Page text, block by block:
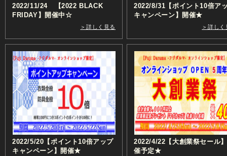
2022/11/24 【2022 BLACK
FRIDAY】開催中☆
＞詳しく見る
2022/8/31【ポイント10倍ア
キャンペーン】開催★
＞詳しく
2022/5/20【ポイント10倍アップ
キャンペーン】開催★
2022/4/22【大創業祭セール
催予定★